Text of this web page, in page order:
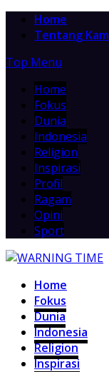
Home
Tentang
Top Menu
Home
Fokus
Dunia
Indonesia
Religion
Inspirasi
Profil
Ragam
Opini
Sport
Home
Fokus
Dunia
Indonesia
Religion
Inspirasi